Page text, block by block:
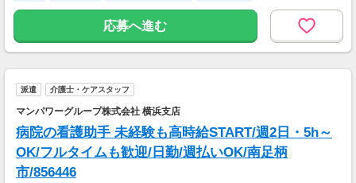
※資格手当あり（時給50円～UP/資格の種類に
よって異なる）
支払方法：日払い・週払い
※日払いも週払いOK（規定あり）
（稼働開始時は手続き完了次第となります）
週払い：金曜日締め最短翌週火曜日にお給料GE
応募へ進む
派遣 介護士・ケアスタッフ
マンパワーグループ株式会社 横浜支店
病院の看護助手 未経験も高時給START/週2日・5h～
OK/フルタイムも歓迎/日勤/週払いOK/南足柄
市/856446